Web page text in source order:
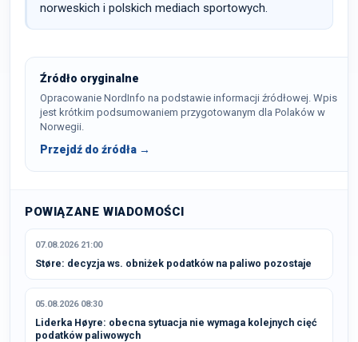
norweskich i polskich mediach sportowych.
Źródło oryginalne
Opracowanie NordInfo na podstawie informacji źródłowej. Wpis
jest krótkim podsumowaniem przygotowanym dla Polaków w
Norwegii.
Przejdź do źródła →
POWIĄZANE WIADOMOŚCI
07.08.2026 21:00
Støre: decyzja ws. obniżek podatków na paliwo pozostaje
05.08.2026 08:30
Liderka Høyre: obecna sytuacja nie wymaga kolejnych cięć
podatków paliwowych